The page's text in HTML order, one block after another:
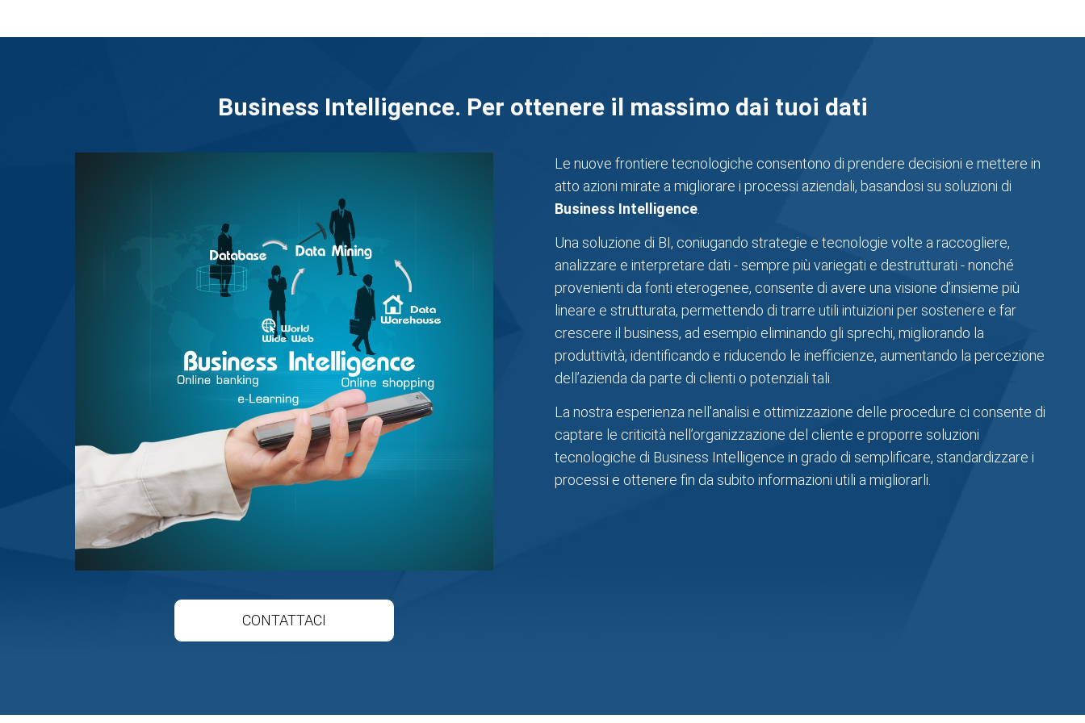
Business Intelligence. Per ottenere il massimo dai tuoi dati
CONTATTACI
Le nuove frontiere tecnologiche consentono di prendere decisioni e mettere in
atto azioni mirate a migliorare i processi aziendali, basandosi su soluzioni di
Business Intelligence
Una soluzione di BI, coniugando strategie e tecnologie volte a raccogliere,
analizzare e interpretare dati - sempre più variegati e destrutturati - nonché
provenienti da fonti eterogenee, consente di avere una visione d’insieme più
lineare e strutturata, permettendo di trarre utili intuizioni per sostenere e far
crescere il business, ad esempio eliminando gli sprechi, migliorando la
produttività, identificando e riducendo le inefficienze, aumentando la percezione
dell’azienda da parte di clienti o potenziali tali.
La nostra esperienza nell'analisi e ottimizzazione delle procedure ci consente di
captare le criticità nell’organizzazione del cliente e proporre soluzioni
tecnologiche di Business Intelligence in grado di semplificare, standardizzare i
processi e ottenere fin da subito informazioni utili a migliorarli.